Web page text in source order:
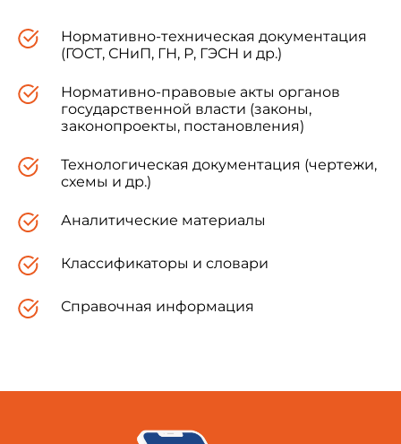
Нормативно-техническая документация
(ГОСТ, СНиП, ГН, Р, ГЭСН и др.)
Нормативно-правовые акты органов
государственной власти (законы,
законопроекты, постановления)
Технологическая документация (чертежи,
схемы и др.)
Аналитические материалы
Классификаторы и словари
Справочная информация